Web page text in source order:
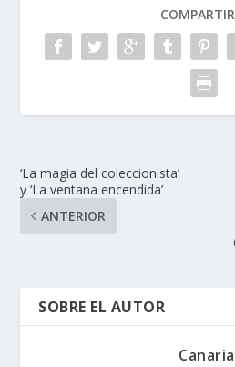
‘La magia del coleccionista’
y ‘La ventana encendida’
ANTERIOR
SOBRE EL AUTOR